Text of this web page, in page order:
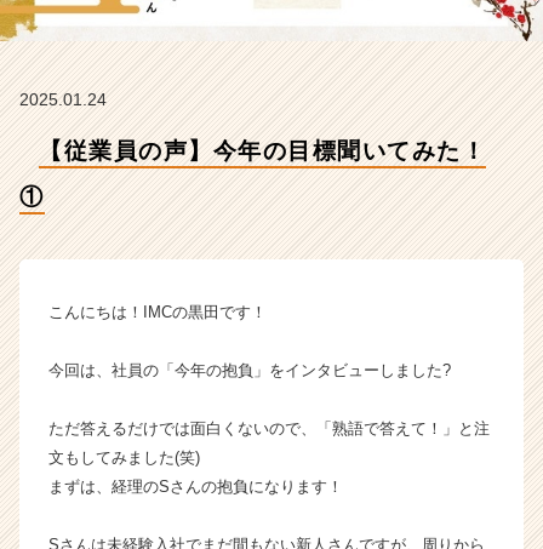
ャ
成
業
ら
ス
カ
ト
2025.01.24
【従業員の声】今年の目標聞いてみた！
①
こんにちは！IMCの黒田です！
今回は、社員の「今年の抱負」をインタビューしました?
ただ答えるだけでは面白くないので、「熟語で答えて！」と注
文もしてみました(笑)
まずは、経理のSさんの抱負になります！
Sさんは未経験入社でまだ間もない新人さんですが、周りから